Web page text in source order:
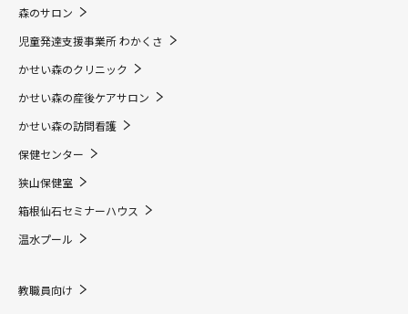
森のサロン
児童発達支援事業所 わかくさ
かせい森のクリニック
かせい森の産後ケアサロン
かせい森の訪問看護
保健センター
狭山保健室
箱根仙石セミナーハウス
温水プール
教職員向け